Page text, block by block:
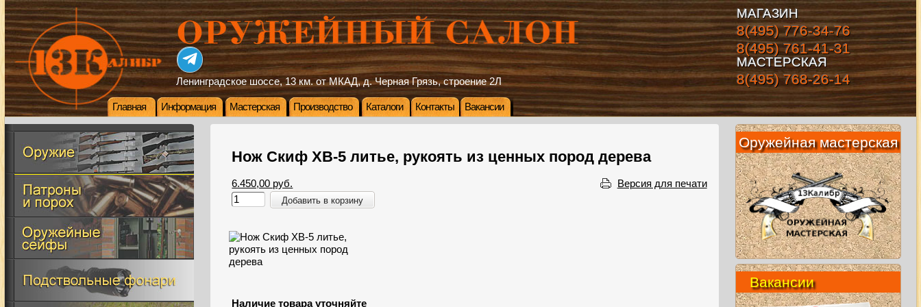
Ленинградское шоссе, 13 км. от МКАД, д. Черная Грязь, строение 2Л
МАГАЗИН
8(495) 776-34-76
8(495) 761-41-31
МАСТЕРСКАЯ
8(495) 768-26-14
Главная Информация Мастерская Производство Каталоги Контакты Вакансии
Нож Скиф ХВ-5 литье, рукоять из ценных пород дерева
Версия для печати
6.450,00 руб.
Добавить в корзину
Наличие товара уточняйте
Оружейная мастерская
Вакансии